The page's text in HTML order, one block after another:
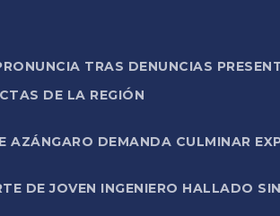
TRAS DENUNCIAS
DE LA REGIÓN
AZÁNGARO DEMANDA CULMINAR
DE JOVEN INGENIERO HALLADO